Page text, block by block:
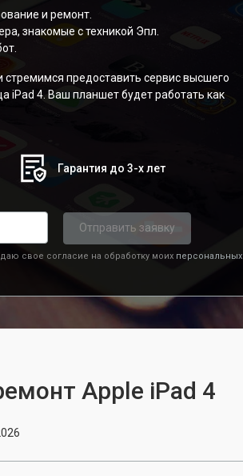
и ремонт.
знакомые с техникой Эпл.
предоставить сервис высшего
iPad 4. Ваш планшет будет работать как
Гарантия до 3-х лет
Отправить заявку
свое согласие на обработку моих персональных
Apple iPad 4